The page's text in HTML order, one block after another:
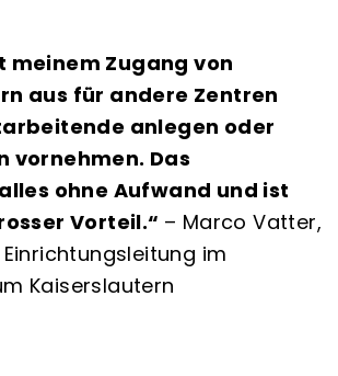
meinem Zugang von
aus für andere Zentren
anlegen oder
vornehmen. Das
ohne Aufwand und ist
Vorteil.“ – Marco Vatter,
im
Kaiserslautern